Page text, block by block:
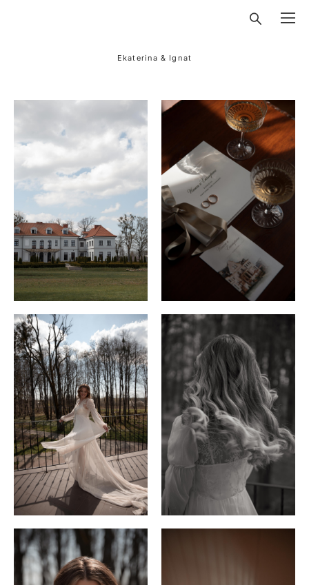
Ekaterina & Ignat